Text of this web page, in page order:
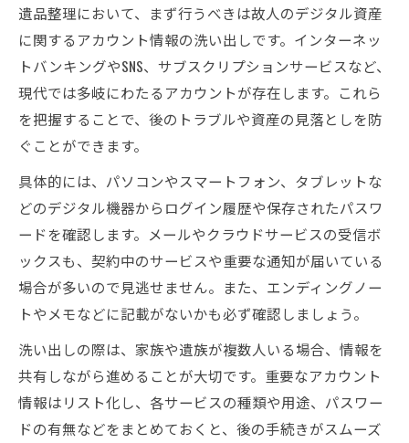
遺品整理において、まず行うべきは故人のデジタル資産
に関するアカウント情報の洗い出しです。インターネッ
トバンキングやSNS、サブスクリプションサービスなど、
現代では多岐にわたるアカウントが存在します。これら
を把握することで、後のトラブルや資産の見落としを防
ぐことができます。
具体的には、パソコンやスマートフォン、タブレットな
どのデジタル機器からログイン履歴や保存されたパスワ
ードを確認します。メールやクラウドサービスの受信ボ
ックスも、契約中のサービスや重要な通知が届いている
場合が多いので見逃せません。また、エンディングノー
トやメモなどに記載がないかも必ず確認しましょう。
洗い出しの際は、家族や遺族が複数人いる場合、情報を
共有しながら進めることが大切です。重要なアカウント
情報はリスト化し、各サービスの種類や用途、パスワー
ドの有無などをまとめておくと、後の手続きがスムーズ